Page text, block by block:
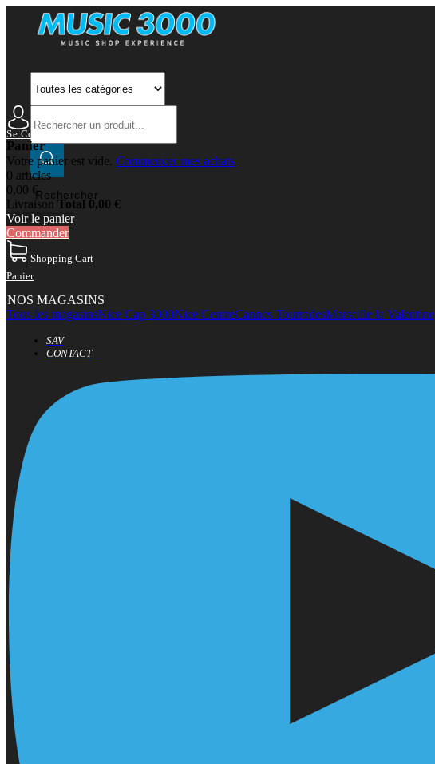
Rechercher
Se Connecter Mon Compte
Panier
Votre panier est vide. Commencer mes achats
0 articles
0,00 €
Livraison Total 0,00 €
Voir le panier
Commander
Shopping Cart
Panier
NOS MAGASINS
Tous les magasinsNice Cap 3000Nice CentreCannes TourradesMarseille la Valentine
SAV
CONTACT